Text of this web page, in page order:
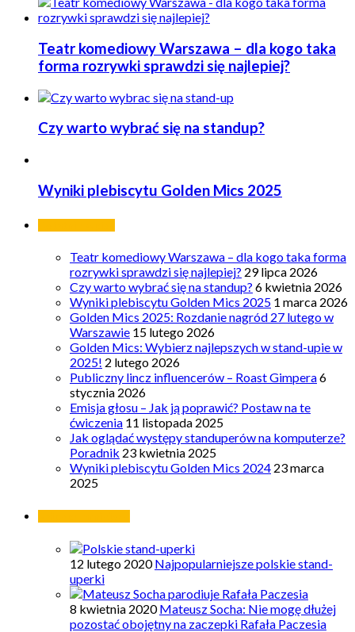
Teatr komediowy Warszawa – dla kogo taka
forma rozrywki sprawdzi się najlepiej?
Czy warto wybrać się na standup?
Wyniki plebiscytu Golden Mics 2025
Teatr komediowy Warszawa – dla kogo taka forma
rozrywki sprawdzi się najlepiej? 29 lipca 2026
Czy warto wybrać się na standup? 6 kwietnia 2026
Wyniki plebiscytu Golden Mics 2025 1 marca 2026
Golden Mics 2025: Rozdanie nagród 27 lutego w
Warszawie 15 lutego 2026
Golden Mics: Wybierz najlepszych w stand-upie w
2025! 2 lutego 2026
Publiczny lincz influencerów – Roast Gimpera6
stycznia 2026
Emisja głosu – Jak ją poprawić? Postaw na te
ćwiczenia 11 listopada 2025
Jak oglądać występy standuperów na komputerze?
Poradnik 23 kwietnia 2025
Wyniki plebiscytu Golden Mics 2024 23 marca
2025
12 lutego 2020 Najpopularniejsze polskie stand-
uperki
8 kwietnia 2020 Mateusz Socha: Nie mogę dłużej
pozostać obojętny na zaczepki Rafała Paczesia